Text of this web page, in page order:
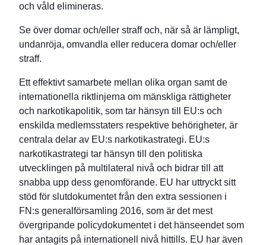
och våld elimineras.
Se över domar och/eller straff och, när så är lämpligt,
undanröja, omvandla eller reducera domar och/eller
straff.
Ett effektivt samarbete mellan olika organ samt de
internationella riktlinjerna om mänskliga rättigheter
och narkotikapolitik, som tar hänsyn till EU:s och
enskilda medlemsstaters respektive behörigheter, är
centrala delar av EU:s narkotikastrategi. EU:s
narkotikastrategi tar hänsyn till den politiska
utvecklingen på multilateral nivå och bidrar till att
snabba upp dess genomförande. EU har uttryckt sitt
stöd för slutdokumentet från den extra sessionen i
FN:s generalförsamling 2016, som är det mest
övergripande policydokumentet i det hänseendet som
har antagits på internationell nivå hittills. EU har även